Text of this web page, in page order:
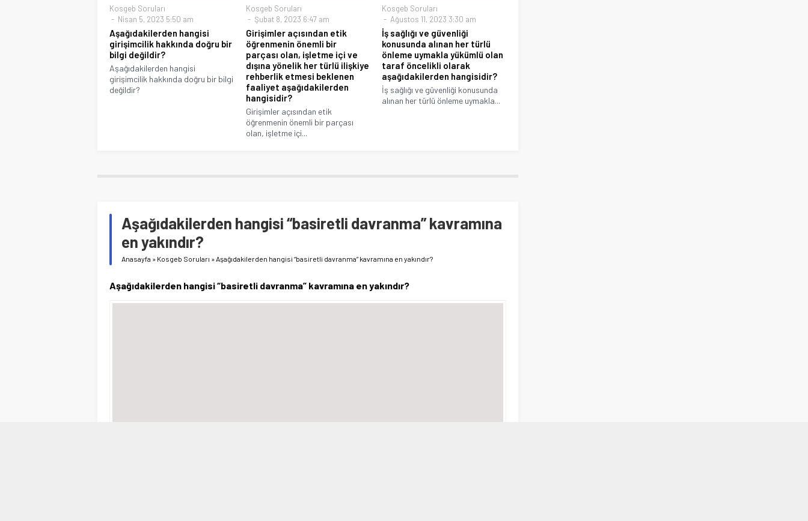
Kosgeb Soruları
Nisan 5, 2023 5:50 am
Aşağıdakilerden hangisi
girişimcilik hakkında doğru bir
bilgi değildir?
Aşağıdakilerden hangisi
girişimcilik hakkında doğru bir bilgi
değildir?
Kosgeb Soruları
Şubat 8, 2023 6:47 am
Girişimler açısından etik
öğrenmenin önemli bir
parçası olan, işletme içi ve
dışına yönelik her türlü ilişkiye
rehberlik etmesi beklenen
faaliyet aşağıdakilerden
hangisidir?
Girişimler açısından etik
öğrenmenin önemli bir parçası
olan, işletme içi...
Kosgeb Soruları
Ağustos 11, 2023 3:30 am
İş sağlığı ve güvenliği
konusunda alınan her türlü
önleme uymakla yükümlü olan
taraf öncelikli olarak
aşağıdakilerden hangisidir?
İş sağlığı ve güvenliği konusunda
alınan her türlü önleme uymakla...
Aşağıdakilerden hangisi “basiretli davranma” kavramına
en yakındır?
Anasayfa » Kosgeb Soruları »Aşağıdakilerden hangisi “basiretli davranma” kavramına en yakındır?
Aşağıdakilerden hangisi “basiretli davranma” kavramına en yakındır?